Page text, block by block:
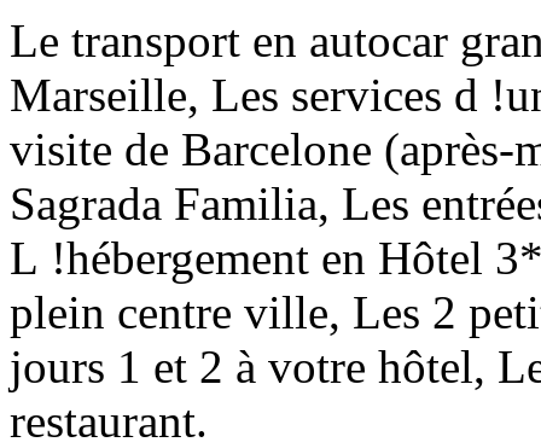
Le transport en autocar
Marseille, Les services d
visite de Barcelone (après-
Sagrada Familia, Les
L !hébergement en Hôtel
plein centre ville, Les 2
jours 1 et 2 à votre hôtel,
restaurant.